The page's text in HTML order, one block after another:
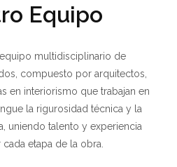
Equipo
multidisciplinario de
compuesto por arquitectos,
en interiorismo que trabajan en
la rigurosidad técnica y la
uniendo talento y experiencia
etapa de la obra.